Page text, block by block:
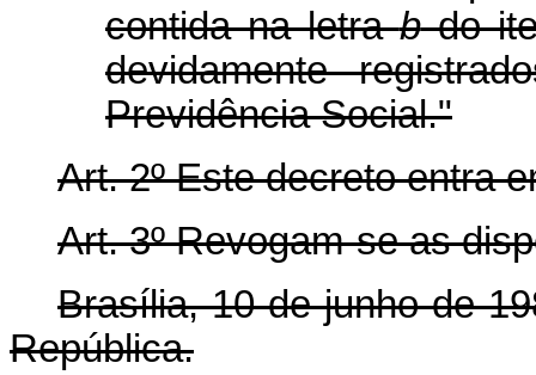
contida na letrabdo
devidamente
Previdência Social."
Art. 2º Este decreto entra
Art. 3º Revogam-se as
Brasília, 10 de junho de
República.